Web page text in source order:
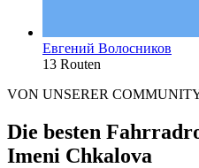
Евгений Волосников
13 Routen
VON UNSERER
Die besten
Imeni Chkalova